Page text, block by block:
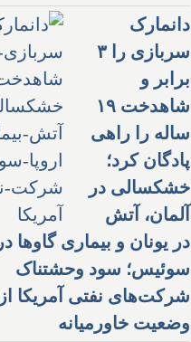
دانمارک
سربازی را ۳
برابر و
شاهدخت ۱۹
ساله را راهی
پادگان کرد؛
خشکسالی در
آلمان، آتش
در یونان و بیماری گاوها در
سوئیس؛ سود وحشتناک
شرکت‌های نفتی آمریکا از
وضعیت خاورمیانه